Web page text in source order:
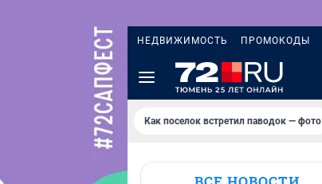
НЕДВИЖИМОСТЬ ПРОМОКОДЫ
Как поселок встретил паводок — фото